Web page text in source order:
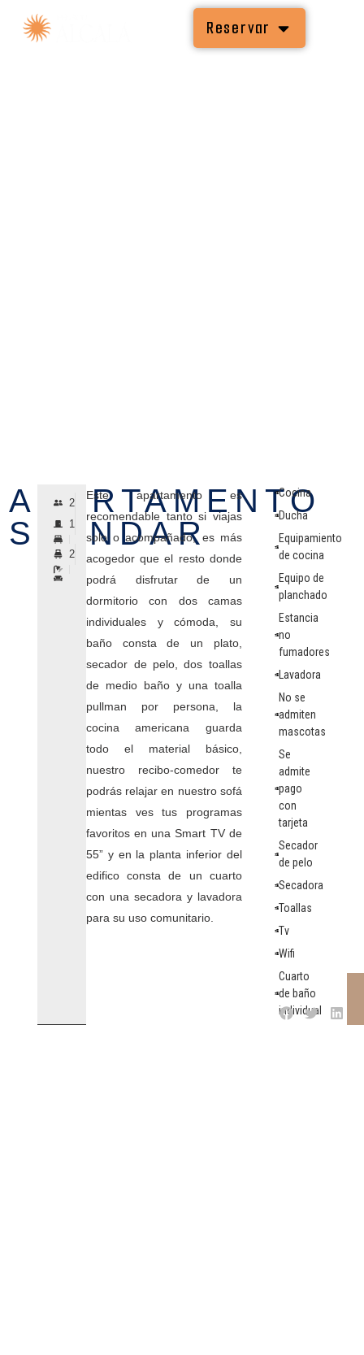
Reservar
Reservar
APARTAMENTO
STANDAR
2
1
2
Este apartamento es
recomendable tanto si viajas
solo o acompañado, es más
acogedor que el resto donde
podrá disfrutar de un
dormitorio con dos camas
individuales y cómoda, su
baño consta de un plato,
secador de pelo, dos toallas
de medio baño y una toalla
pullman por persona, la
cocina americana guarda
todo el material básico,
nuestro recibo-comedor te
podrás relajar en nuestro sofá
mientas ves tus programas
favoritos en una Smart TV de
55” y en la planta inferior del
edifico consta de un cuarto
con una secadora y lavadora
para su uso comunitario.
Cocina
Ducha
Equipamiento
de cocina
Equipo de
planchado
Estancia
no
fumadores
Lavadora
No se
admiten
mascotas
Se
admite
pago
con
tarjeta
Secador
de pelo
Secadora
Toallas
Tv
Wifi
Cuarto
de baño
individual